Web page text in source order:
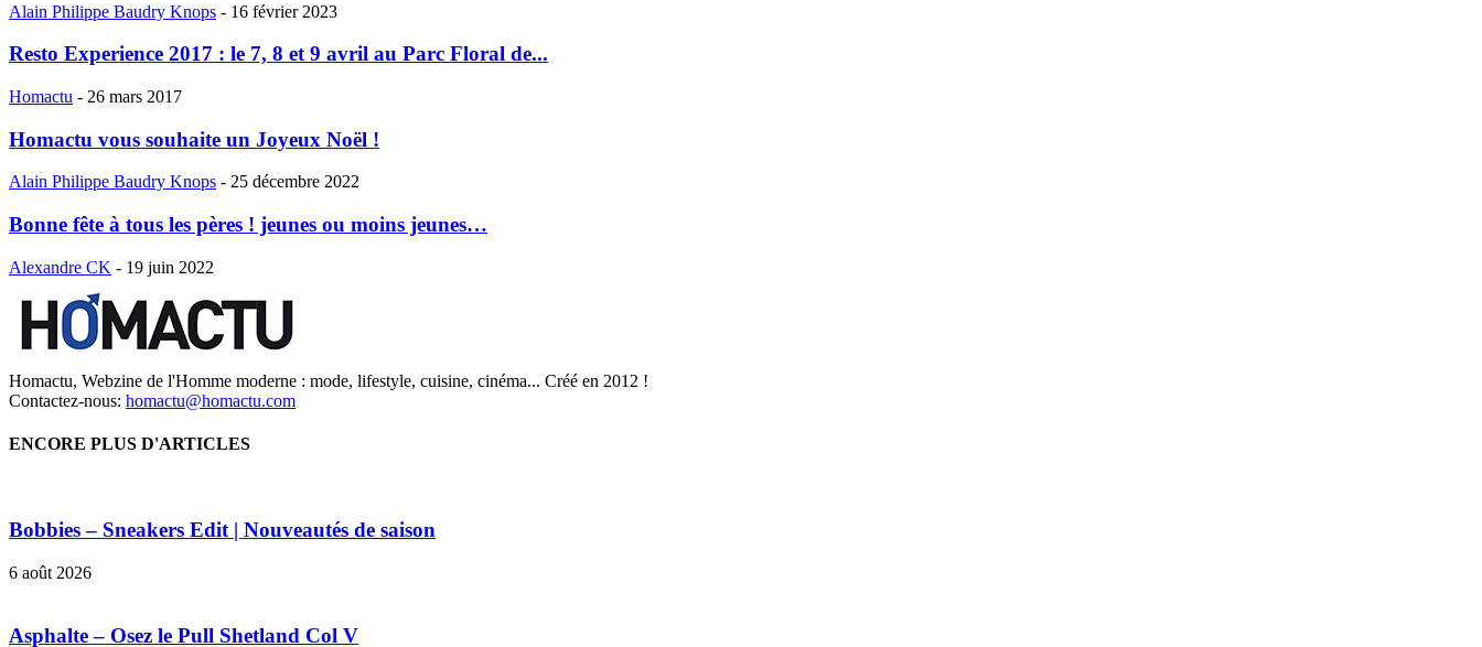
Alain Philippe Baudry Knops - 16 février 2023
Resto Experience 2017 : le 7, 8 et 9 avril au Parc Floral de...
Homactu - 26 mars 2017
Homactu vous souhaite un Joyeux Noël !
Alain Philippe Baudry Knops - 25 décembre 2022
Bonne fête à tous les pères ! jeunes ou moins jeunes…
Alexandre CK - 19 juin 2022
Homactu, Webzine de l'Homme moderne : mode, lifestyle, cuisine, cinéma... Créé en 2012 !
Contactez-nous: homactu@homactu.com
ENCORE PLUS D'ARTICLES
Bobbies – Sneakers Edit | Nouveautés de saison
6 août 2026
Asphalte – Osez le Pull Shetland Col V